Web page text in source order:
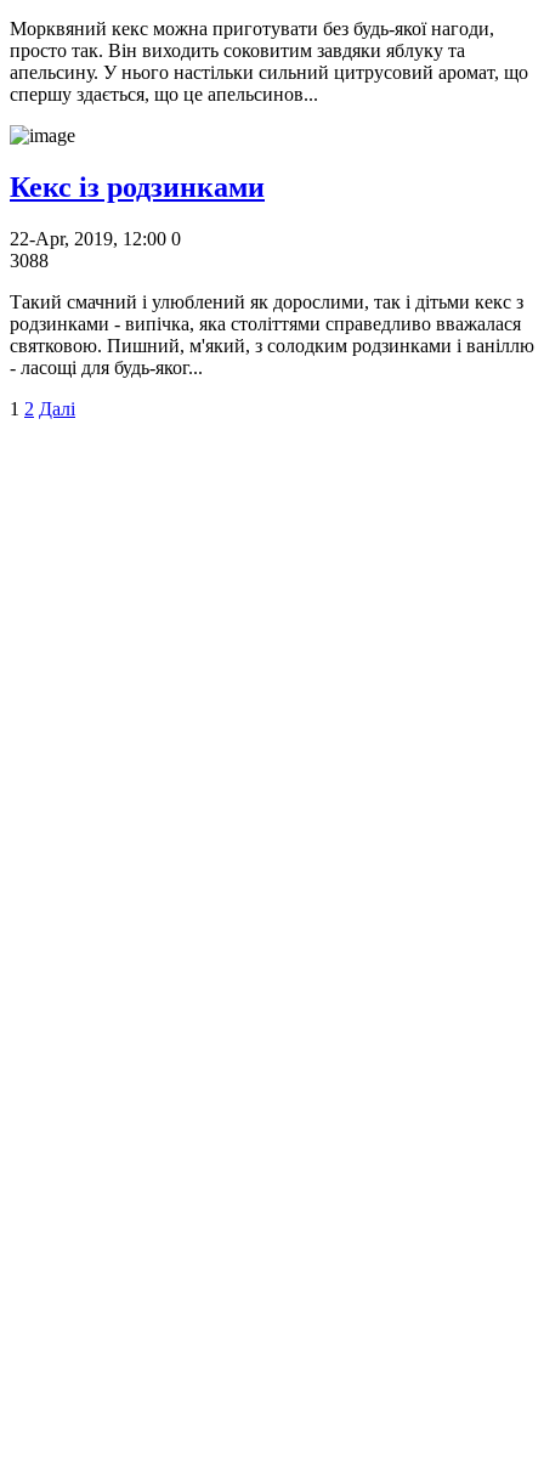
Морквяний кекс можна приготувати без будь-якої нагоди,
просто так. Він виходить соковитим завдяки яблуку та
апельсину. У нього настільки сильний цитрусовий аромат, що
спершу здається, що це апельсинов...
Кекс із родзинками
22-Apr, 2019, 12:00 0
3088
Такий смачний і улюблений як дорослими, так і дітьми кекс з
родзинками - випічка, яка століттями справедливо вважалася
святковою. Пишний, м'який, з солодким родзинками і ваніллю
- ласощі для будь-яког...
1 2 Далі